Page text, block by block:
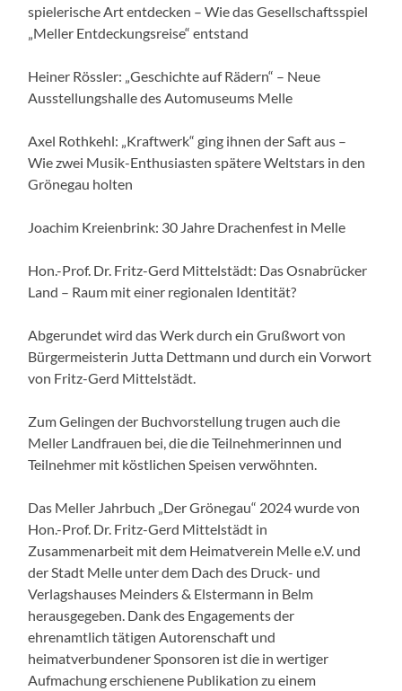
spielerische Art entdecken – Wie das Gesellschaftsspiel
„Meller Entdeckungsreise“ entstand
Heiner Rössler: „Geschichte auf Rädern“ – Neue
Ausstellungshalle des Automuseums Melle
Axel Rothkehl: „Kraftwerk“ ging ihnen der Saft aus –
Wie zwei Musik-Enthusiasten spätere Weltstars in den
Grönegau holten
Joachim Kreienbrink: 30 Jahre Drachenfest in Melle
Hon.-Prof. Dr. Fritz-Gerd Mittelstädt: Das Osnabrücker
Land – Raum mit einer regionalen Identität?
Abgerundet wird das Werk durch ein Grußwort von
Bürgermeisterin Jutta Dettmann und durch ein Vorwort
von Fritz-Gerd Mittelstädt.
Zum Gelingen der Buchvorstellung trugen auch die
Meller Landfrauen bei, die die Teilnehmerinnen und
Teilnehmer mit köstlichen Speisen verwöhnten.
Das Meller Jahrbuch „Der Grönegau“ 2024 wurde von
Hon.-Prof. Dr. Fritz-Gerd Mittelstädt in
Zusammenarbeit mit dem Heimatverein Melle e.V. und
der Stadt Melle unter dem Dach des Druck- und
Verlagshauses Meinders & Elstermann in Belm
herausgegeben. Dank des Engagements der
ehrenamtlich tätigen Autorenschaft und
heimatverbundener Sponsoren ist die in wertiger
Aufmachung erschienene Publikation zu einem